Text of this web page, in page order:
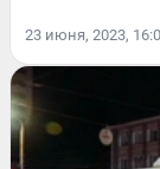
23 июня, 2023,